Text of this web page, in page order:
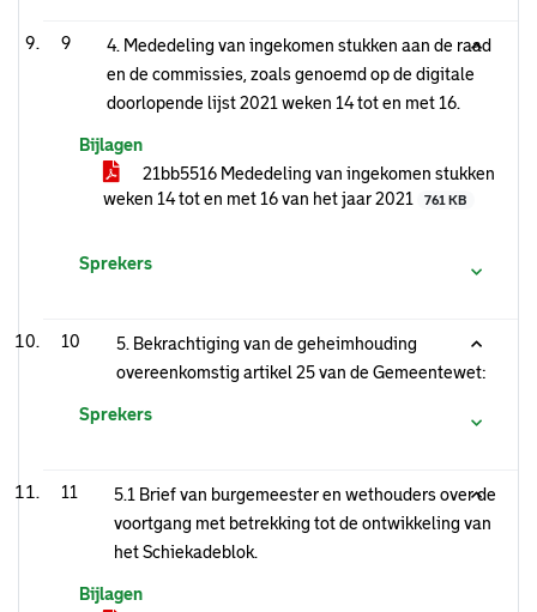
9
4. Mededeling van ingekomen stukken aan de raad
en de commissies, zoals genoemd op de digitale
doorlopende lijst 2021 weken 14 tot en met 16.
Bijlagen
21bb5516 Mededeling van ingekomen stukken
weken 14 tot en met 16 van het jaar 2021
761 KB
Sprekers
10
5. Bekrachtiging van de geheimhouding
overeenkomstig artikel 25 van de Gemeentewet:
Sprekers
11
5.1 Brief van burgemeester en wethouders over de
voortgang met betrekking tot de ontwikkeling van
het Schiekadeblok.
Bijlagen